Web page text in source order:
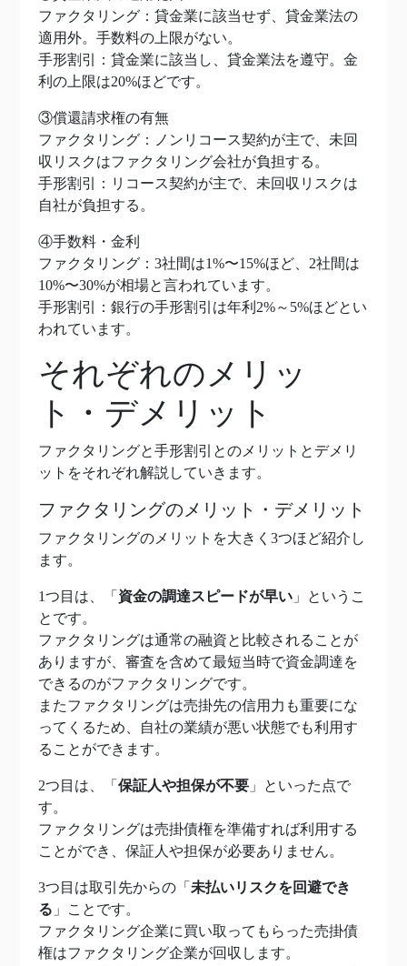
ファクタリング：貸金業に該当せず、貸金業法の
適用外。手数料の上限がない。
手形割引：貸金業に該当し、貸金業法を遵守。金
利の上限は20%ほどです。
③償還請求権の有無
ファクタリング：ノンリコース契約が主で、未回
収リスクはファクタリング会社が負担する。
手形割引：リコース契約が主で、未回収リスクは
自社が負担する。
④手数料・金利
ファクタリング：3社間は1%〜15%ほど、2社間は
10%〜30%が相場と言われています。
手形割引：銀行の手形割引は年利2%～5%ほどとい
われています。
それぞれのメリッ
ト・デメリット
ファクタリングと手形割引とのメリットとデメリ
ットをそれぞれ解説していきます。
ファクタリングのメリット・デメリット
ファクタリングのメリットを大きく3つほど紹介し
ます。
1つ目は、「 資金の調達スピードが早い 」というこ
とです。
ファクタリングは通常の融資と比較されることが
ありますが、審査を含めて最短当時で資金調達を
できるのがファクタリングです。
またファクタリングは売掛先の信用力も重要にな
ってくるため、自社の業績が悪い状態でも利用す
ることができます。
2つ目は、「 保証人や担保が不要 」といった点で
す。
ファクタリングは売掛債権を準備すれば利用する
ことができ、保証人や担保が必要ありません。
3つ目は取引先からの「 未払いリスクを回避でき
る 」ことです。
ファクタリング企業に買い取ってもらった売掛債
権はファクタリング企業が回収します。